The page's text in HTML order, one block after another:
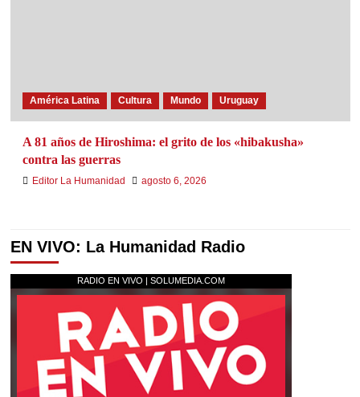
América Latina Cultura Mundo Uruguay
A 81 años de Hiroshima: el grito de los «hibakusha»
contra las guerras
Editor La Humanidad agosto 6, 2026
EN VIVO: La Humanidad Radio